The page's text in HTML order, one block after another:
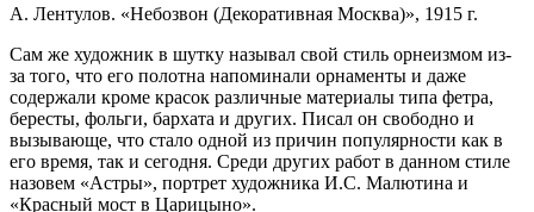
А. Лентулов. «Небозвон (Декоративная Москва)», 1915 г.
Сам же художник в шутку называл свой стиль орнеизмом из-
за того, что его полотна напоминали орнаменты и даже
содержали кроме красок различные материалы типа фетра,
бересты, фольги, бархата и других. Писал он свободно и
вызывающе, что стало одной из причин популярности как в
его время, так и сегодня. Среди других работ в данном стиле
назовем «Астры», портрет художника И.С. Малютина и
«Красный мост в Царицыно».